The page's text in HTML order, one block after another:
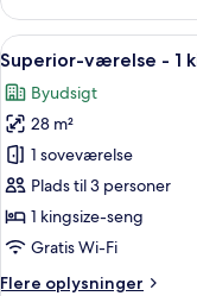
ryger
værelse
1
kingsize-
seng
ikke-
ryger
Indlæs
alle
billeder
af
Superior-
værelse
-
1
7
Superior-værelse - 1
Byudsigt
28 m²
1 soveværelse
Plads til 3 personer
1 kingsize-seng
Gratis Wi-Fi
Flere oplysninger
Flere